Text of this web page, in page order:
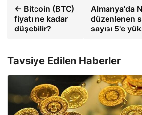
← Bitcoin (BTC)
fiyatı ne kadar
düşebilir?
Almanya'da
düzenlenen
sayısı 5'e
Tavsiye Edilen Haberler